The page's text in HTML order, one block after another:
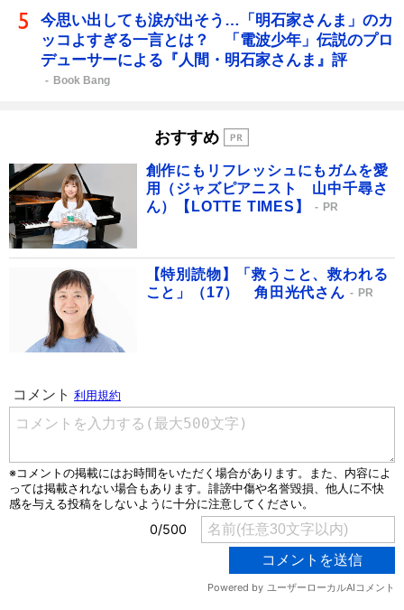
今思い出しても涙が出そう…「明石家さんま」のカ
ッコよすぎる一言とは？ 「電波少年」伝説のプロ
デューサーによる『人間・明石家さんま』評
Book Bang
おすすめ
創作にもリフレッシュにもガムを愛
用（ジャズピアニスト 山中千尋さ
ん）【LOTTE TIMES】
PR
【特別読物】「救うこと、救われる
こと」（17） 角田光代さん
PR